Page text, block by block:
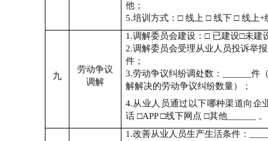
他；
5.培训方式： □ 线上 □ 线下 □ 线上+
九
劳动争议
调解
1.调解委员会建设： □ 已建设□未建
2.调解委员会受理从业人员投诉举
件；
3.劳动争议纠纷调处数：
件
解解决的劳动争议纠纷数量）；
4.从业人员通过以下哪种渠道向企
话 □APP □线下网点 □其他 。
1.改善从业人员生产生活条件：